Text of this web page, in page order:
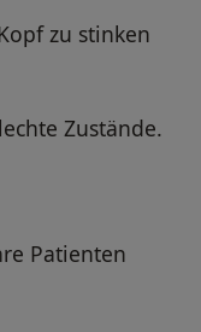
zu stinken
Zustände.
Patienten